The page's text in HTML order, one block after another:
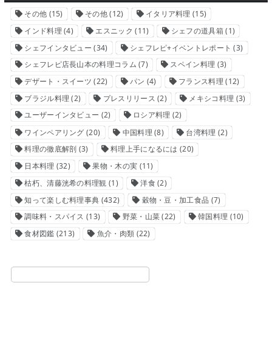
その他 (15) その他(12) イタリア料理 (15)
インド料理 (4) エスニック (11) シェフの道具箱 (1)
シェフインタビュー (34) シェフレピ+イベントレポート (3)
シェフレピ店長山本の料理コラム (7) スペイン料理 (3)
デザート・スイーツ (22) パン (4) フランス料理 (12)
ブラジル料理 (2) プレスリリース (2) メキシコ料理 (3)
ユーザーインタビュー (2) ロシア料理 (2)
ワインペアリング (20) 中国料理 (8) 台湾料理 (2)
料理の徹底解剖 (3) 料理上手になるには (20)
日本料理 (32) 果物・木の実 (11)
枯朽、清藤洸希の料理観 (1) 洋食(2)
知って楽しむ料理事典 (432) 穀物・豆・加工食品 (7)
調味料・スパイス (13) 野菜・山菜(22) 韓国料理 (10)
食材図鑑 (213) 魚介・肉類 (22)